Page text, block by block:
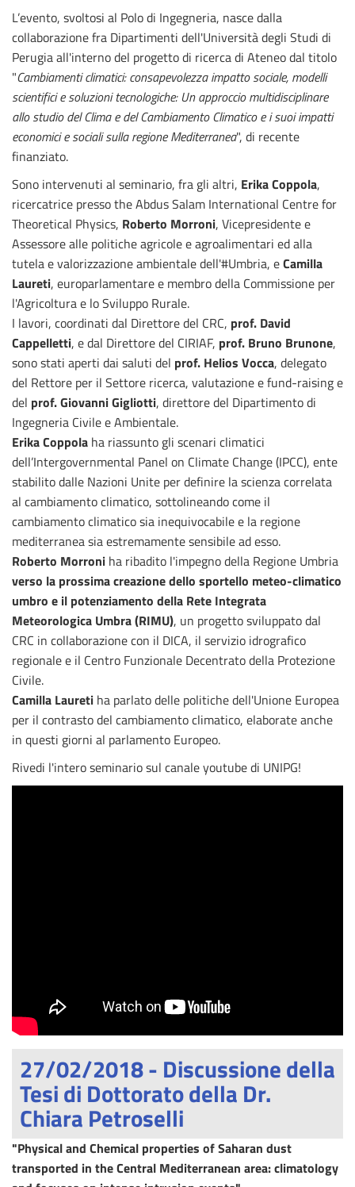
L’evento, svoltosi al Polo di Ingegneria, nasce dalla
collaborazione fra Dipartimenti dell'Università degli Studi di
Perugia all'interno del progetto di ricerca di Ateneo dal titolo
"Cambiamenti climatici: consapevolezza impatto sociale, modelli
scientifici e soluzioni tecnologiche: Un approccio multidisciplinare
allo studio del Clima e del Cambiamento Climatico e i suoi impatti
economici e sociali sulla regione Mediterranea", di recente
finanziato.
Sono intervenuti al seminario, fra gli altri, Erika Coppola,
ricercatrice presso the Abdus Salam International Centre for
Theoretical Physics, Roberto Morroni, Vicepresidente e
Assessore alle politiche agricole e agroalimentari ed alla
tutela e valorizzazione ambientale dell'#Umbria, eCamilla
Laureti, europarlamentare e membro della Commissione per
l'Agricoltura e lo Sviluppo Rurale.
I lavori, coordinati dal Direttore del CRC, prof. David
Cappelletti, e dal Direttore del CIRIAF, prof. Bruno Brunone,
sono stati aperti dai saluti del prof. Helios Vocca, delegato
del Rettore per il Settore ricerca, valutazione e fund-raising e
del prof. Giovanni Gigliotti, direttore del Dipartimento di
Ingegneria Civile e Ambientale.
Erika Coppola ha riassunto gli scenari climatici
dell’Intergovernmental Panel on Climate Change (IPCC), ente
stabilito dalle Nazioni Unite per definire la scienza correlata
al cambiamento climatico, sottolineando come il
cambiamento climatico sia inequivocabile e la regione
mediterranea sia estremamente sensibile ad esso.
Roberto Morroni ha ribadito l'impegno della Regione Umbria
verso la prossima creazione dello sportello meteo-climatico
umbro e il potenziamento della Rete Integrata
Meteorologica Umbra (RIMU), un progetto sviluppato dal
CRC in collaborazione con il DICA, il servizio idrografico
regionale e il Centro Funzionale Decentrato della Protezione
Civile.
Camilla Laureti ha parlato delle politiche dell'Unione Europea
per il contrasto del cambiamento climatico, elaborate anche
in questi giorni al parlamento Europeo.
Rivedi l'intero seminario sul canale youtube di UNIPG!
27/02/2018 - Discussione della
Tesi di Dottorato della Dr.
Chiara Petroselli
"Physical and Chemical properties of Saharan dust
transported in the Central Mediterranean area: climatology